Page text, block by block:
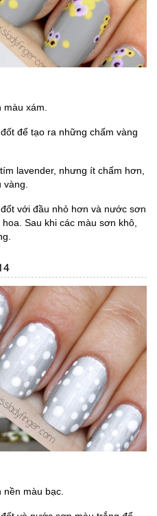
xám.
để tạo ra những chấm vàng
lavender, nhưng ít chấm hơn,
với đầu nhỏ hơn và nước sơn
Sau khi các màu sơn khô,
màu bạc.